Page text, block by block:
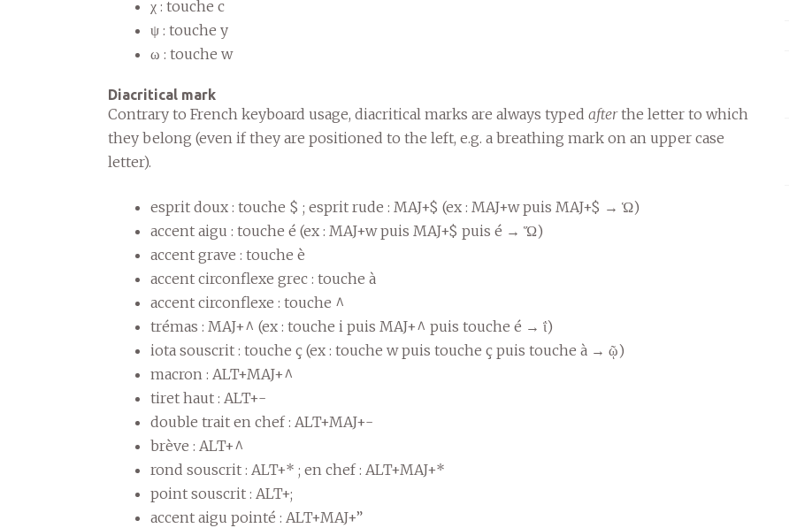
χ : touche c
ψ : touche y
ω : touche w
Diacritical mark
Contrary to French keyboard usage, diacritical marks are always typed afterthe letter to which
they belong (even if they are positioned to the left, e.g. a breathing mark on an upper case
letter).
esprit doux : touche $ ; esprit rude : MAJ+$ (ex : MAJ+w puis MAJ+$ → Ὡ)
accent aigu : touche é (ex : MAJ+w puis MAJ+$ puis é → Ὥ)
accent grave : touche è
accent circonflexe grec : touche à
accent circonflexe : touche ^
trémas : MAJ+^ (ex : touche i puis MAJ+^ puis touche é → ΐ)
iota souscrit : touche ç (ex : touche w puis touche ç puis touche à → ῷ)
macron : ALT+MAJ+^
tiret haut : ALT+-
double trait en chef : ALT+MAJ+-
brève : ALT+^
rond souscrit : ALT+* ; en chef : ALT+MAJ+*
point souscrit : ALT+;
accent aigu pointé : ALT+MAJ+”